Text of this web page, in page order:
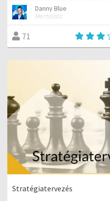
Danny Blue
Mentalista
71
Stratégiatervezés